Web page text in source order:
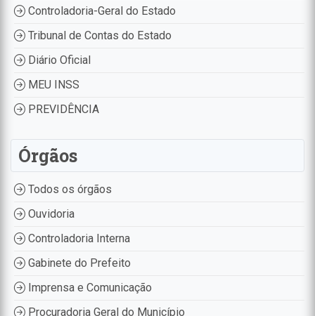
Controladoria-Geral do Estado
Tribunal de Contas do Estado
Diário Oficial
MEU INSS
PREVIDÊNCIA
Órgãos
Todos os órgãos
Ouvidoria
Controladoria Interna
Gabinete do Prefeito
Imprensa e Comunicação
Procuradoria Geral do Município